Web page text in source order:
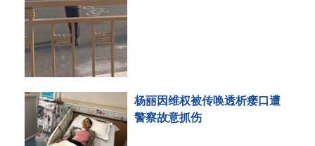
杨丽因维权被传唤透析瘘口遭
警察故意抓伤